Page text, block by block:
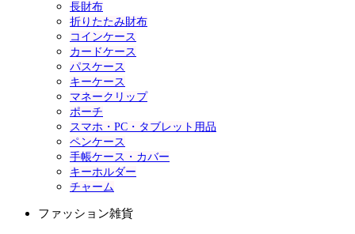
長財布
折りたたみ財布
コインケース
カードケース
パスケース
キーケース
マネークリップ
ポーチ
スマホ・PC・タブレット用品
ペンケース
手帳ケース・カバー
キーホルダー
チャーム
ファッション雑貨